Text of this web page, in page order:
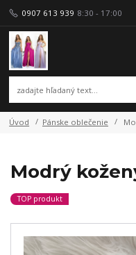
0907 613 939 8:30 - 17:00
Úvod Pánske oblečenie
Modrý
TOP produkt